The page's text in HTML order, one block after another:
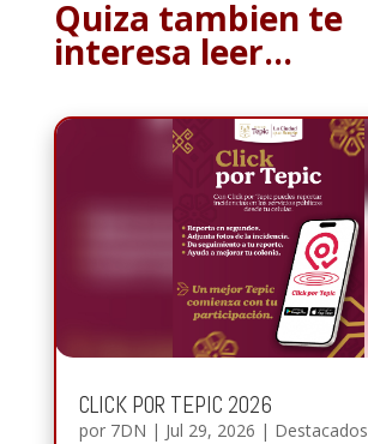
Quiza tambien te
interesa leer…
CLICK POR TEPIC 2026
por 7DN | Jul 29, 2026 | Destacados